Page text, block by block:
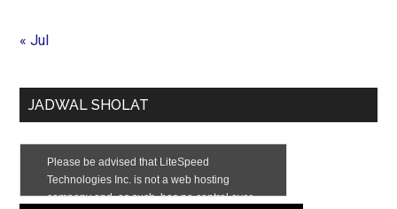
« Jul
JADWAL SHOLAT